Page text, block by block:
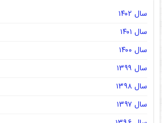
سال ۱۴۰۲
سال ۱۴۰۱
سال ۱۴۰۰
سال ۱۳۹۹
سال ۱۳۹۸
سال ۱۳۹۷